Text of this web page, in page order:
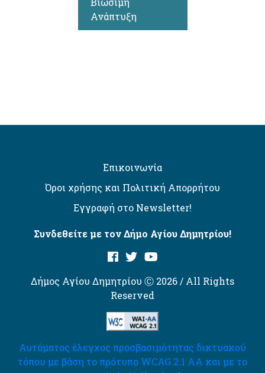
Ανάπτυξη
Επικοινωνία
Όροι χρήσης και Πολιτική Απορρήτου
Εγγραφή στο Newsletter!
Συνδεθείτε με τον Δήμο Αγίου Δημητρίου!
Δήμος Αγίου Δημητρίου Ⓒ 2026 / All Rights
Reserved
Αυτόματος έλεγχος προσβασιμότητας δικτυακού
τόπου με βάση το πρότυπο WCAG 2.1 AA και με το